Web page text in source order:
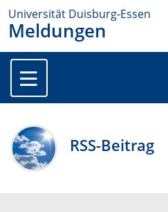
Universität Duisburg-Essen
Meldungen
RSS-Beitrag